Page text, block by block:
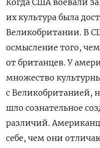
их культура была
Великобритании. В
осмысление того,
от британцев. У
множество
с Великобританией,
шло сознательное
различий.
себе, чем они